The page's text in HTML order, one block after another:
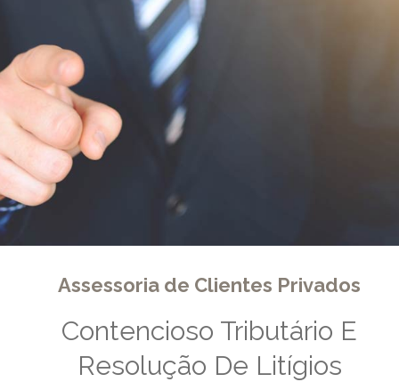
Assessoria de Clientes Privados
Contencioso Tributário E
Resolução De Litígios